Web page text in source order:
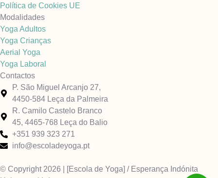
Política de Cookies UE
Modalidades
Yoga Adultos
Yoga Crianças
Aerial Yoga
Yoga Laboral
Contactos
P. São Miguel Arcanjo 27,
4450-584 Leça da Palmeira
R. Camilo Castelo Branco
45, 4465-768 Leça do Balio
+351 939 323 271
info@escoladeyoga.pt
© Copyright 2026 | [Escola de Yoga] / Esperança Indónita